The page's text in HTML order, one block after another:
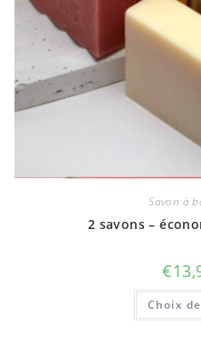
Savon à
2 savons –
€
Choix